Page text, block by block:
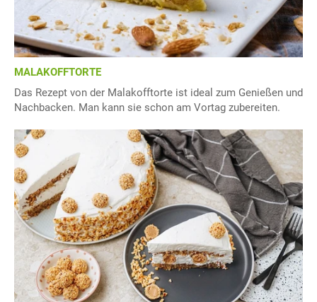
MALAKOFFTORTE
Das Rezept von der Malakofftorte ist ideal zum Genießen und
Nachbacken. Man kann sie schon am Vortag zubereiten.